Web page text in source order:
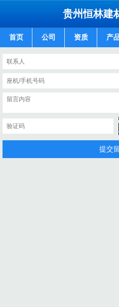
贵州恒林建
首页 公司 资质 产